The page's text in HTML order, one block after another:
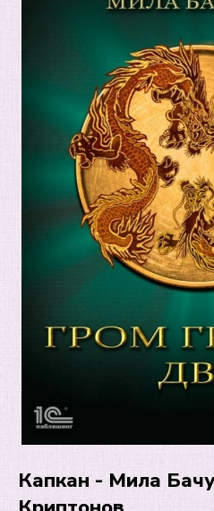
Капкан - Мила